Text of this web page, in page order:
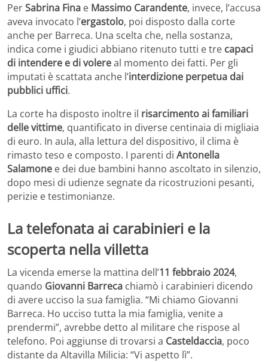
PerSabrina Fina e Massimo Carandente, invece, l’accusa
aveva invocato l’ergastolo, poi disposto dalla corte
anche per Barreca. Una scelta che, nella sostanza,
indica come i giudici abbiano ritenuto tutti e tre capaci
di intendere e di volereal momento dei fatti. Per gli
imputati è scattata anche l’interdizione perpetua dai
pubblici uffici.
La corte ha disposto inoltre il risarcimento ai familiari
delle vittime, quantificato in diverse centinaia di migliaia
di euro. In aula, alla lettura del dispositivo, il clima è
rimasto teso e composto. I parenti di Antonella
Salamone e dei due bambini hanno ascoltato in silenzio,
dopo mesi di udienze segnate da ricostruzioni pesanti,
perizie e testimonianze.
La telefonata ai carabinieri e la
scoperta nella villetta
La vicenda emerse la mattina dell’11 febbraio 2024,
quando Giovanni Barreca chiamò i carabinieri dicendo
di avere ucciso la sua famiglia. “Mi chiamo Giovanni
Barreca. Ho ucciso tutta la mia famiglia, venite a
prendermi”, avrebbe detto al militare che rispose al
telefono. Poi aggiunse di trovarsi a Casteldaccia, poco
distante da Altavilla Milicia: “Vi aspetto lì”.